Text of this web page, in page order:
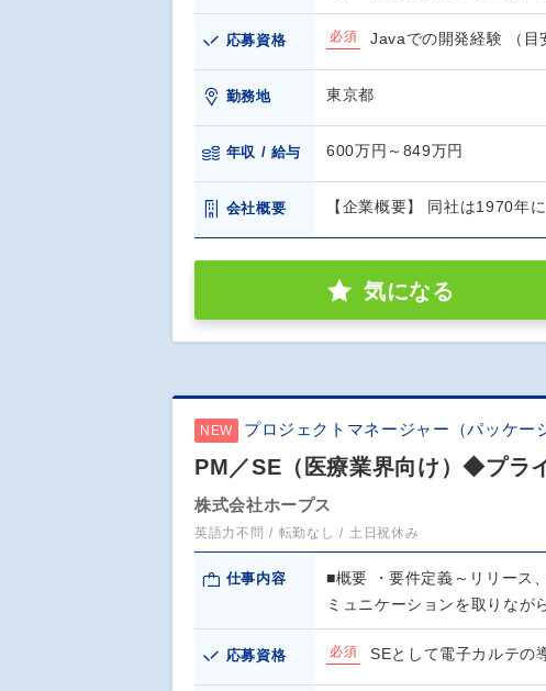
応募資格 必須 Javaでの開発経験 （目
勤務地 東京都
年収 / 給与 600万円～849万円
会社概要 【企業概要】 同社は1970年
気になる
NEW プロジェクトマネージャー（パッケー
PM／SE（医療業界向け）◆プラ
株式会社ホープス
英語力不問 転勤なし 土日祝休み
仕事内容
■概要 ・要件定義～リリース
ミュニケーションを取りなが
応募資格 必須 SEとして電子カルテの